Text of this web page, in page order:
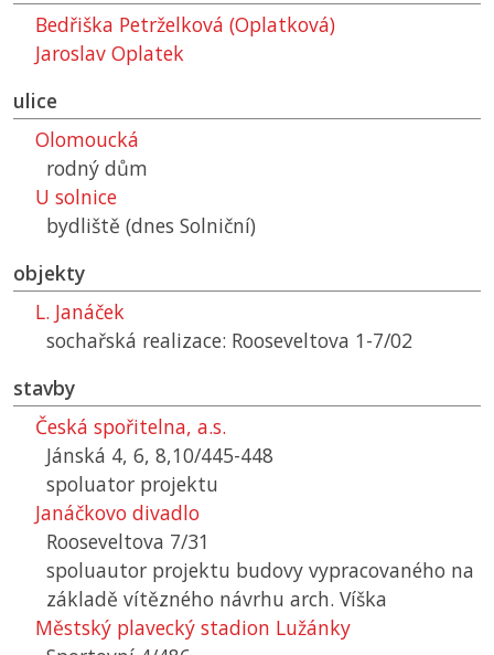
Bedřiška Petrželková (Oplatková)
Jaroslav Oplatek
ulice
Olomoucká
rodný dům
U solnice
bydliště (dnes Solniční)
objekty
L. Janáček
sochařská realizace: Rooseveltova 1-7/02
stavby
Česká spořitelna, a.s.
Jánská 4, 6, 8,10/445-448
spoluator projektu
Janáčkovo divadlo
Rooseveltova 7/31
spoluautor projektu budovy vypracovaného na
základě vítězného návrhu arch. Víška
Městský plavecký stadion Lužánky